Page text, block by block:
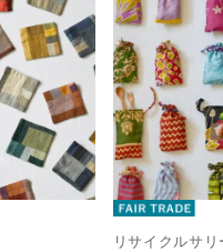
リサイクルサ